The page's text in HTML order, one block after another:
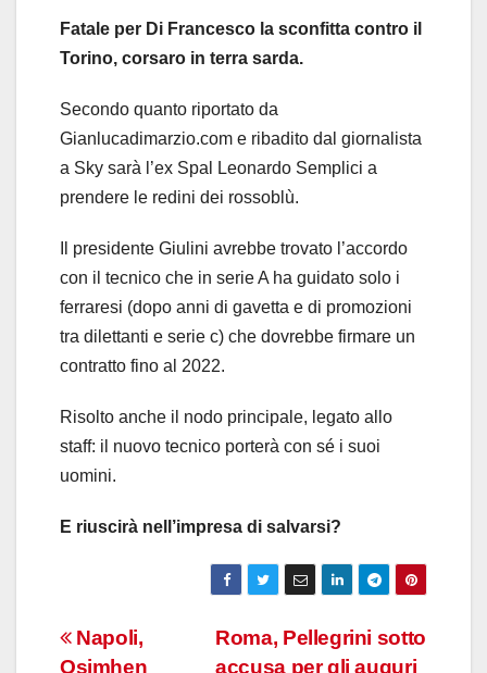
Fatale per Di Francesco la sconfitta contro il
Torino, corsaro in terra sarda.
Secondo quanto riportato da
Gianlucadimarzio.com e ribadito dal giornalista
a Sky sarà l’ex Spal Leonardo Semplici a
prendere le redini dei rossoblù.
Il presidente Giulini avrebbe trovato l’accordo
con il tecnico che in serie A ha guidato solo i
ferraresi (dopo anni di gavetta e di promozioni
tra dilettanti e serie c) che dovrebbe firmare un
contratto fino al 2022.
Risolto anche il nodo principale, legato allo
staff: il nuovo tecnico porterà con sé i suoi
uomini.
E riuscirà nell’impresa di salvarsi?
NavigazioneRoma, Pellegrini sotto
accusa per gli auguri
Napoli,
Osimhen